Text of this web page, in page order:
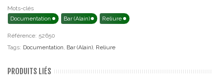
Mots-clés
Documentation
Bar (Alain) Reliure
Référence: 52650
Tags: Documentation Bar (Alain) Reliure
PRODUITS LIÉS